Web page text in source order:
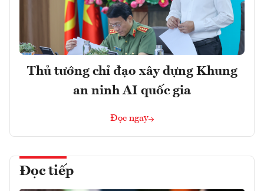
Thủ tướng chỉ đạo xây dựng Khung
an ninh AI quốc gia
Đọc ngay
Đọc tiếp